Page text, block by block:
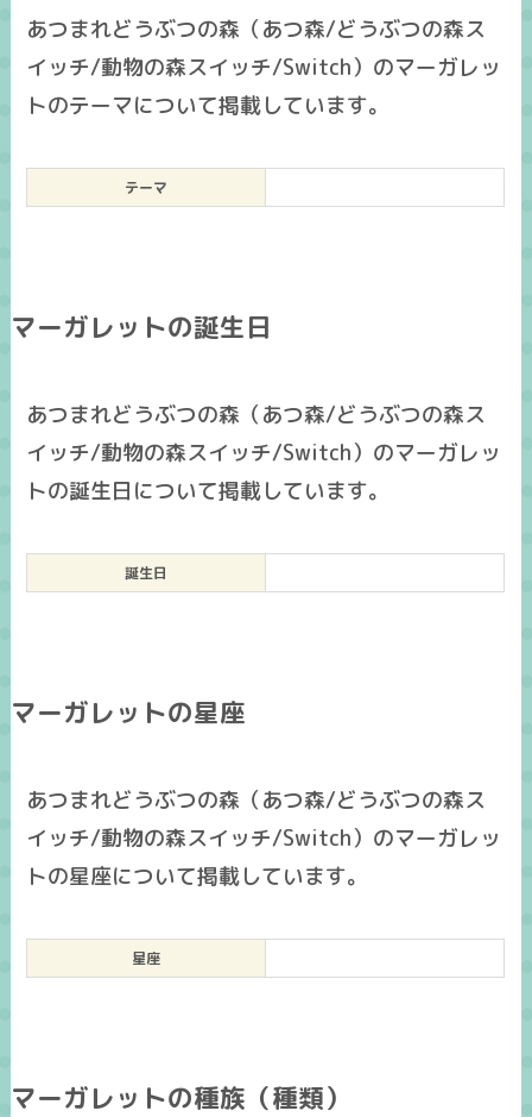
あつまれどうぶつの森（あつ森/どうぶつの森ス
イッチ/動物の森スイッチ/Switch）のマーガレッ
トのテーマについて掲載しています。
テーマ
マーガレットの誕生日
あつまれどうぶつの森（あつ森/どうぶつの森ス
イッチ/動物の森スイッチ/Switch）のマーガレッ
トの誕生日について掲載しています。
誕生日
マーガレットの星座
あつまれどうぶつの森（あつ森/どうぶつの森ス
イッチ/動物の森スイッチ/Switch）のマーガレッ
トの星座について掲載しています。
星座
マーガレットの種族（種類）